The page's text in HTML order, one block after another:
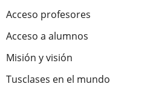
Acceso profesores
Acceso a alumnos
Misión y visión
Tusclases en el mundo